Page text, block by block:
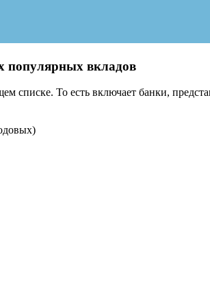
популярных вкладов
списке. То есть включает банки,